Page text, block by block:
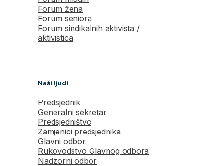
Forum žena
Forum seniora
Forum sindikalnih aktivista /
aktivistica
Naši ljudi
Predsjednik
Generalni sekretar
Predsjedništvo
Zamjenici predsjednika
Glavni odbor
Rukovodstvo Glavnog odbora
Nadzorni odbor